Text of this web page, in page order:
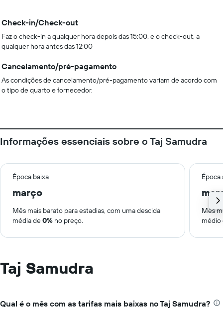
Check-in/Check-out
Faz o check-in a qualquer hora depois das 15:00, e o check-out, a
qualquer hora antes das 12:00
Cancelamento/pré-pagamento
As condições de cancelamento/pré-pagamento variam de acordo com
o tipo de quarto e fornecedor.
Informações essenciais sobre o Taj Samudra
Época baixa Época
março
Mês mais barato para estadias, com uma descida
média de0% no preço.
Mês
Taj Samudra
Qual é o mês com as tarifas mais baixas no Taj Samudra?